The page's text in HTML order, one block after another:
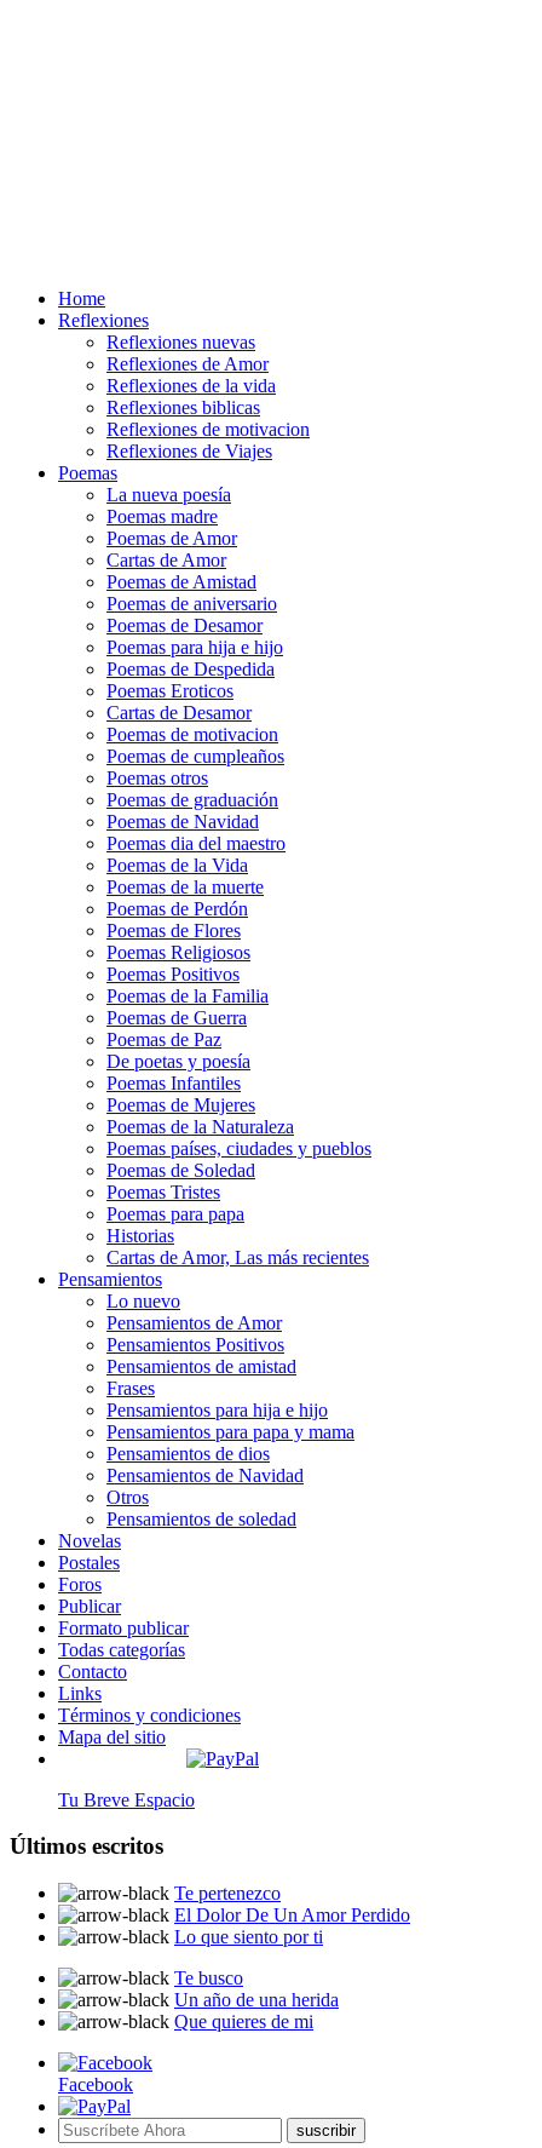
Home
Reflexiones
Reflexiones nuevas
Reflexiones de Amor
Reflexiones de la vida
Reflexiones biblicas
Reflexiones de motivacion
Reflexiones de Viajes
Poemas
La nueva poesía
Poemas madre
Poemas de Amor
Cartas de Amor
Poemas de Amistad
Poemas de aniversario
Poemas de Desamor
Poemas para hija e hijo
Poemas de Despedida
Poemas Eroticos
Cartas de Desamor
Poemas de motivacion
Poemas de cumpleaños
Poemas otros
Poemas de graduación
Poemas de Navidad
Poemas dia del maestro
Poemas de la Vida
Poemas de la muerte
Poemas de Perdón
Poemas de Flores
Poemas Religiosos
Poemas Positivos
Poemas de la Familia
Poemas de Guerra
Poemas de Paz
De poetas y poesía
Poemas Infantiles
Poemas de Mujeres
Poemas de la Naturaleza
Poemas países, ciudades y pueblos
Poemas de Soledad
Poemas Tristes
Poemas para papa
Historias
Cartas de Amor, Las más recientes
Pensamientos
Lo nuevo
Pensamientos de Amor
Pensamientos Positivos
Pensamientos de amistad
Frases
Pensamientos para hija e hijo
Pensamientos para papa y mama
Pensamientos de dios
Pensamientos de Navidad
Otros
Pensamientos de soledad
Novelas
Postales
Foros
Publicar
Formato publicar
Todas categorías
Contacto
Links
Términos y condiciones
Mapa del sitio
Tu Breve Espacio
Últimos escritos
Te pertenezco
El Dolor De Un Amor Perdido
Lo que siento por ti
Te busco
Un año de una herida
Que quieres de mi
Facebook
suscribir